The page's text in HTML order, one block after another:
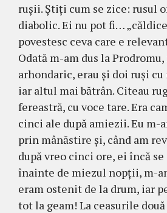
ruşii. Ştiţi cum se zice: rusul
dia­bolic. Ei nu pot fi…
povestesc ceva care e
Odată m-am dus la
arhondaric, erau şi doi ruşi
iar altul mai bătrân. Citeau
fereastră, cu voce tare. Era
cinci ale după amiezii. Eu m-
prin mâ­năstire şi, când am
după vreo cinci ore, ei încă se
înainte de miezul nopţii, m-
eram oste­nit de la drum, iar
tot la geam! La ceasurile